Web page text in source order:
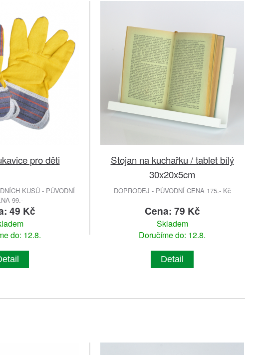
pro děti
KUSŮ - PŮVODNÍ
99.-
49 Kč
do: 12.8.
Stojan na kuchařku / tablet bílý
30x20x5cm
DOPRODEJ - PŮVODNÍ CENA 175.- Kč
Cena: 79 Kč
Skladem
Doručíme do: 12.8.
Detail